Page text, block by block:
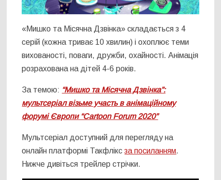
«Мишко та Місячна Дзвінка» складається з 4
серій (кожна триває 10 хвилин) і охоплює теми
вихованості, поваги, дружби, охайності. Анімація
розрахована на дітей 4-6 років.
За темою: “Мишко та Місячна Дзвінка”:
мультсеріал візьме участь в анімаційному
форумі Європи “Cartoon Forum 2020”
Мультсеріал доступний для перегляду на
онлайн платформі Такфліксза посиланням.
Нижче дивіться трейлер стрічки.